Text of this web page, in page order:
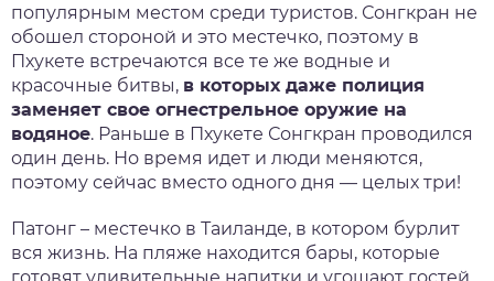
популярным местом среди туристов. Сонгкран не
обошел стороной и это местечко, поэтому в
Пхукете встречаются все те же водные и
красочные битвы, в которых даже полиция
заменяет свое огнестрельное оружие на
водяное. Раньше в Пхукете Сонгкран проводился
один день. Но время идет и люди меняются,
поэтому сейчас вместо одного дня — целых три!
Патонг – местечко в Таиланде, в котором бурлит
вся жизнь. На пляже находится бары, которые